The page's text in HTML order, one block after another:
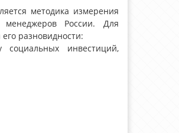
методика измерения
менеджеров России. Для
разновидности:
социальных инвестиций,